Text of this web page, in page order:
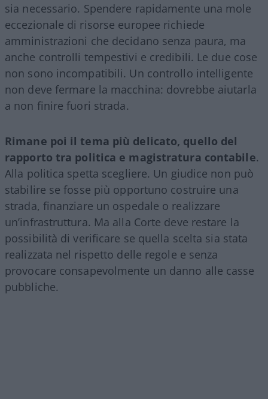
sia necessario. Spendere rapidamente una mole
eccezionale di risorse europee richiede
amministrazioni che decidano senza paura, ma
anche controlli tempestivi e credibili. Le due cose
non sono incompatibili. Un controllo intelligente
non deve fermare la macchina: dovrebbe aiutarla
a non finire fuori strada.
Rimane poi il tema più delicato, quello del
rapporto tra politica e magistratura contabile.
Alla politica spetta scegliere. Un giudice non può
stabilire se fosse più opportuno costruire una
strada, finanziare un ospedale o realizzare
un’infrastruttura. Ma alla Corte deve restare la
possibilità di verificare se quella scelta sia stata
realizzata nel rispetto delle regole e senza
provocare consapevolmente un danno alle casse
pubbliche.